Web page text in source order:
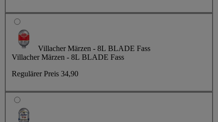
Villacher Märzen - 8L BLADE Fass
Villacher Märzen - 8L BLADE Fass
Regulärer Preis 34,90